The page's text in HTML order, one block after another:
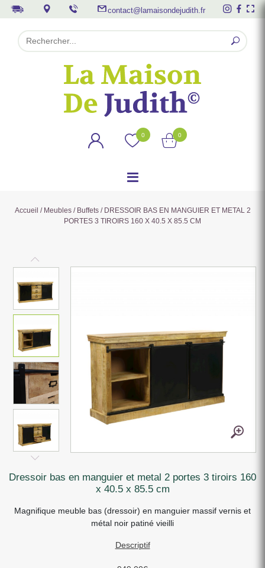
contact@lamaisondejudith.fr
0 0
Accueil / Meubles/ Buffets/ DRESSOIR BAS EN MANGUIER ET METAL 2
PORTES 3 TIROIRS 160 X 40.5 X 85.5 CM
dressoir bas en manguier et metal 2 portes 3 tiroirs 160
x 40.5 x 85.5 cm
Magnifique meuble bas (dressoir) en manguier massif vernis et
métal noir patiné vieilli
Descriptif